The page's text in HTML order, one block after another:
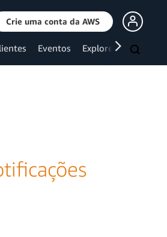
Crie uma conta da AWS
Eventos Explore mais